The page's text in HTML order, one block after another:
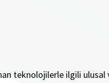
teknolojilerle ilgili